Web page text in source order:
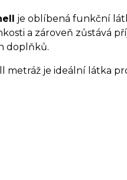
je oblíbená funkční
a zároveň zůstává
doplňků.
metráž je ideální látka